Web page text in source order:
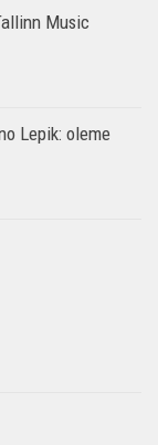
Music
Lepik: oleme